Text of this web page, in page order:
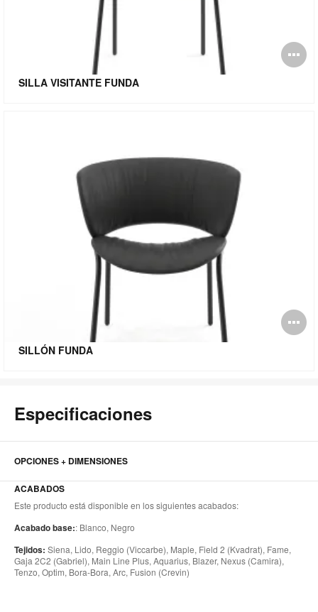
SILLA VISITANTE FUNDA
SILLÓN FUNDA
Especificaciones
OPCIONES + DIMENSIONES
ACABADOS
Este producto está disponible en los siguientes acabados:
Acabado base:: Blanco, Negro
Tejidos: Siena, Lido, Reggio (Viccarbe), Maple, Field 2 (Kvadrat), Fame,
Gaja 2C2 (Gabriel), Main Line Plus, Aquarius, Blazer, Nexus (Camira),
Tenzo, Optim, Bora-Bora, Arc, Fusion (Crevin)